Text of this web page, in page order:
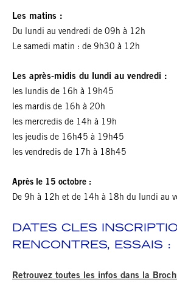
Les matins :
Du lundi au vendredi de 09h à 12h
Le samedi matin : de 9h30 à 12h
Les après-midis du lundi au vendredi :
les lundis de 16h à 19h45
les mardis de 16h à 20h
les mercredis de 14h à 19h
les jeudis de 16h45 à 19h45
les vendredis de 17h à 18h45
Après le 15 octobre :
De 9h à 12h et de 14h à 18h du lundi au
DATES CLES
RENCONTRES, ESSAIS :
Retrouvez toutes les infos dans la